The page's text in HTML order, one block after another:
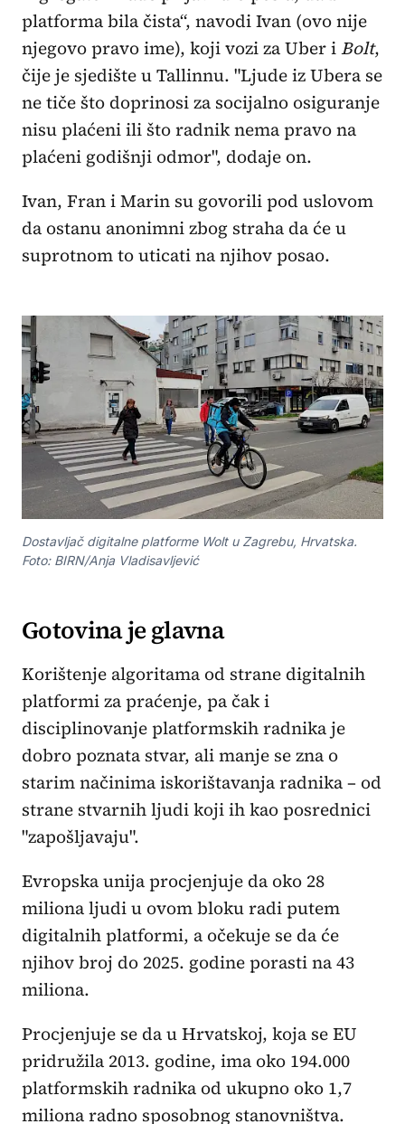
platforma bila čista“, navodi Ivan (ovo nije
njegovo pravo ime), koji vozi za Uber iBolt,
čije je sjedište u Tallinnu. "Ljude iz Ubera se
ne tiče što doprinosi za socijalno osiguranje
nisu plaćeni ili što radnik nema pravo na
plaćeni godišnji odmor", dodaje on.
Ivan, Fran i Marin su govorili pod uslovom
da ostanu anonimni zbog straha da će u
suprotnom to uticati na njihov posao.
Dostavljač digitalne platforme Wolt u Zagrebu, Hrvatska.
Foto: BIRN/Anja Vladisavljević
Gotovina je glavna
Korištenje algoritama od strane digitalnih
platformi za praćenje, pa čak i
disciplinovanje platformskih radnika je
dobro poznata stvar, ali manje se zna o
starim načinima iskorištavanja radnika – od
strane stvarnih ljudi koji ih kao posrednici
"zapošljavaju".
Evropska unija procjenjuje da oko 28
miliona ljudi u ovom bloku radi putem
digitalnih platformi, a očekuje se da će
njihov broj do 2025. godine porasti na 43
miliona.
Procjenjuje se da u Hrvatskoj, koja se EU
pridružila 2013. godine, ima oko 194.000
platformskih radnika od ukupno oko 1,7
miliona radno sposobnog stanovništva.